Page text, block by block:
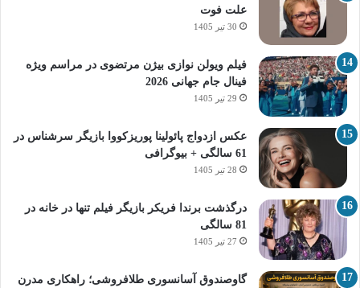
علت فوت
30 تیر 1405
فیلم ویولن نوازی بیژن مرتضوی در مراسم ویژه
فینال جام جهانی 2026
29 تیر 1405
عکس ازدواج پائولینا پوریزکووا بازیگر سرشناس در
61 سالگی + بیوگرافی
28 تیر 1405
درگذشت برندا فریکر بازیگر فیلم تنها در خانه در
81 سالگی
27 تیر 1405
گاوصندوق آسانسوری طلافروشی؛ راهکاری مدرن